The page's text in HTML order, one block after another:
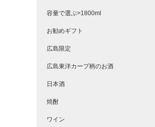
容量で選ぶ>1800ml
お勧めギフト
広島限定
広島東洋カープ柄のお酒
日本酒
焼酎
ワイン